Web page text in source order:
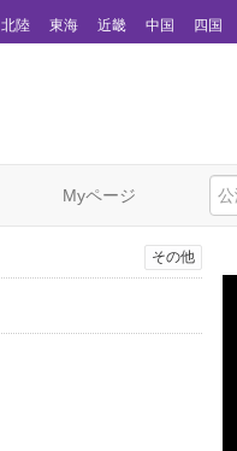
北陸 東海 近畿 中国 四国
Myページ
その他